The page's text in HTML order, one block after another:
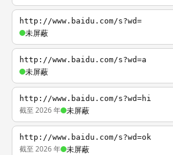
http://www.baidu.com/s?wd=
未屏蔽
http://www.baidu.com/s?wd=a
未屏蔽
http://www.baidu.com/s?wd=hi
截至 2026 年 未屏蔽
http://www.baidu.com/s?wd=ok
截至 2026 年 未屏蔽